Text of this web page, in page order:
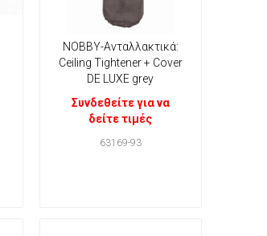
ΝΟΒΒΥ-Ανταλλακτικά:
Ceiling Tightener + Cover
DE LUXE grey
Συνδεθείτε για να
δείτε τιμές
63169-93